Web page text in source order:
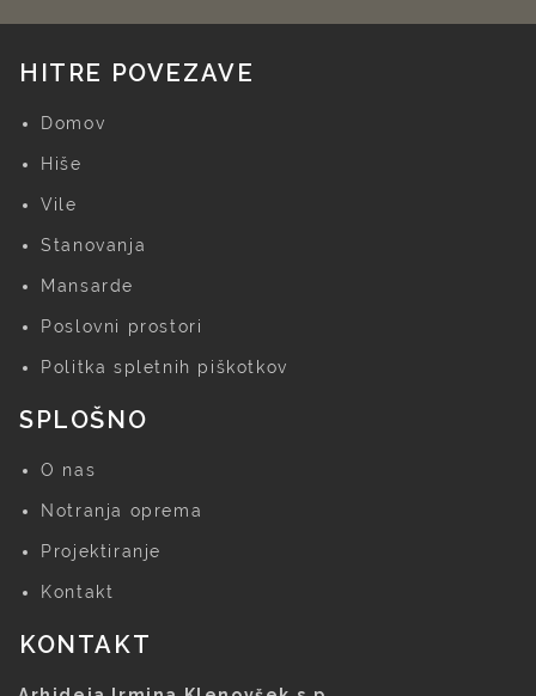
HITRE POVEZAVE
Domov
Hiše
Vile
Stanovanja
Mansarde
Poslovni prostori
Politka spletnih piškotkov
SPLOŠNO
O nas
Notranja oprema
Projektiranje
Kontakt
KONTAKT